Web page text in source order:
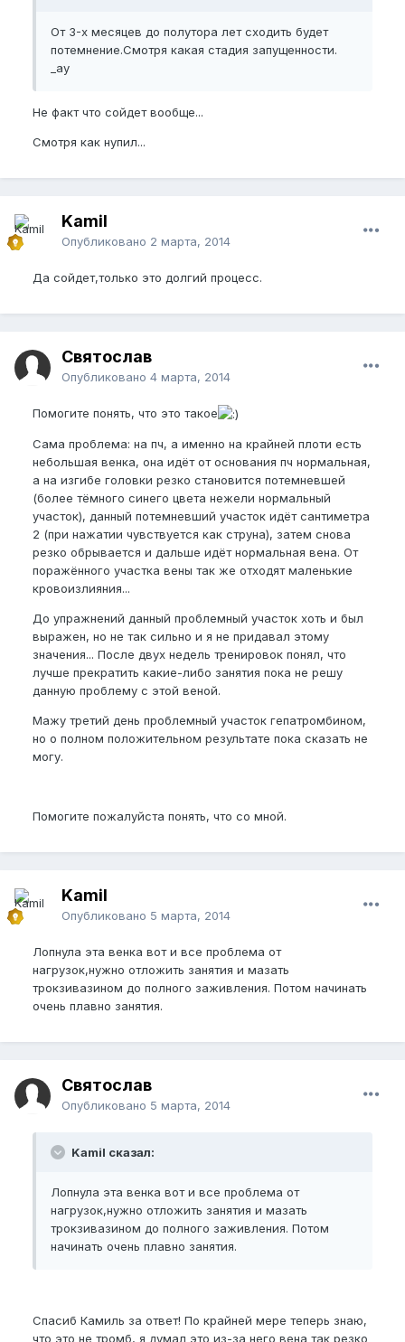
От 3-х месяцев до полутора лет сходить будет
потемнение.Смотря какая стадия запущенности.
_ay
Не факт что сойдет вообще...
Смотря как нупил...
Kamil
Опубликовано 2 марта, 2014
Да сойдет,только это долгий процесс.
Святослав
Опубликовано 4 марта, 2014
Помогите понять, что это такое
Сама проблема: на пч, а именно на крайней плоти есть
небольшая венка, она идёт от основания пч нормальная,
а на изгибе головки резко становится потемневшей
(более тёмного синего цвета нежели нормальный
участок), данный потемневший участок идёт сантиметра
2 (при нажатии чувствуется как струна), затем снова
резко обрывается и дальше идёт нормальная вена. От
поражённого участка вены так же отходят маленькие
кровоизлияния...
До упражнений данный проблемный участок хоть и был
выражен, но не так сильно и я не придавал этому
значения... После двух недель тренировок понял, что
лучше прекратить какие-либо занятия пока не решу
данную проблему с этой веной.
Мажу третий день проблемный участок гепатромбином,
но о полном положительном результате пока сказать не
могу.
Помогите пожалуйста понять, что со мной.
Kamil
Опубликовано 5 марта, 2014
Лопнула эта венка вот и все проблема от
нагрузок,нужно отложить занятия и мазать
трокзивазином до полного заживления. Потом начинать
очень плавно занятия.
Святослав
Опубликовано 5 марта, 2014
Kamil сказал:
Лопнула эта венка вот и все проблема от
нагрузок,нужно отложить занятия и мазать
трокзивазином до полного заживления. Потом
начинать очень плавно занятия.
Спасиб Камиль за ответ! По крайней мере теперь знаю,
что это не тромб, я думал это из-за него вена так резко